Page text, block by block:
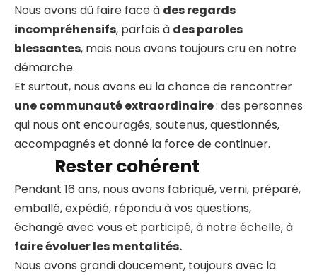
Nous avons dû faire face à des regards
incompréhensifs, parfois à des paroles
blessantes, mais nous avons toujours cru en notre
démarche.
Et surtout, nous avons eu la chance de rencontrer
une communauté extraordinaire: des personnes
qui nous ont encouragés, soutenus, questionnés,
accompagnés et donné la force de continuer.
Rester cohérent
Pendant 16 ans, nous avons fabriqué, verni, préparé,
emballé, expédié, répondu à vos questions,
échangé avec vous et participé, à notre échelle, à
faire évoluer les mentalités.
Nous avons grandi doucement, toujours avec la